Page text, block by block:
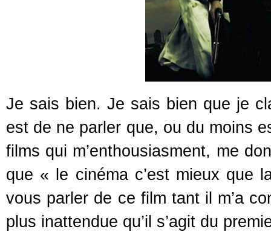
Je sais bien. Je sais bien que je
est de ne parler que, ou du moins
films qui m’enthousiasment, me
que « le cinéma c’est mieux que
vous parler de ce film tant il m’a
plus inattendue qu’il s’agit du